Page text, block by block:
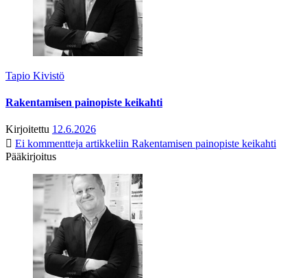
Tapio Kivistö
Rakentamisen painopiste keikahti
Kirjoitettu 12.6.2026
Ei kommentteja artikkeliin Rakentamisen painopiste keikahti
Pääkirjoitus